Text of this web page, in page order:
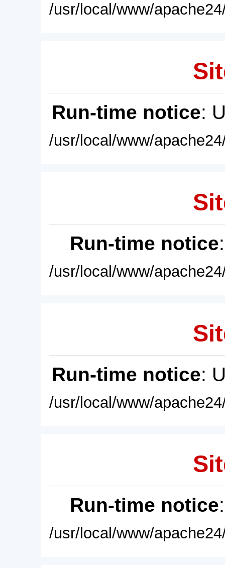
/usr/local/www/
Run-time notice:
/usr/local/www/
Run-time notice
/usr/local/www/
Run-time notice:
/usr/local/www/
Run-time notice
/usr/local/www/